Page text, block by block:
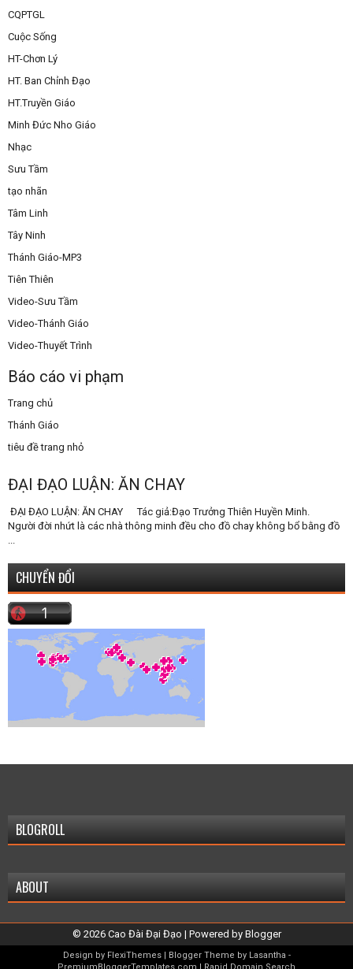
CQPTGL
Cuộc Sống
HT-Chơn Lý
HT. Ban Chỉnh Đạo
HT.Truyền Giáo
Minh Đức Nho Giáo
Nhạc
Sưu Tầm
tạo nhãn
Tâm Linh
Tây Ninh
Thánh Giáo-MP3
Tiên Thiên
Video-Sưu Tầm
Video-Thánh Giáo
Video-Thuyết Trình
Báo cáo vi phạm
Trang chủ
Thánh Giáo
tiêu đề trang nhỏ
ĐẠI ĐẠO LUẬN: ĂN CHAY
ĐẠI ĐẠO LUẬN: ĂN CHAY Tác giả:Đạo Trưởng Thiên Huyền Minh.
Người đời nhứt là các nhà thông minh đều cho đồ chay không bổ bằng đồ
...
CHUYỂN ĐỔI
BLOGROLL
ABOUT
© 2026 Cao Đài Đại Đạo | Powered by Blogger
Design by FlexiThemes| Blogger Theme by Lasantha -